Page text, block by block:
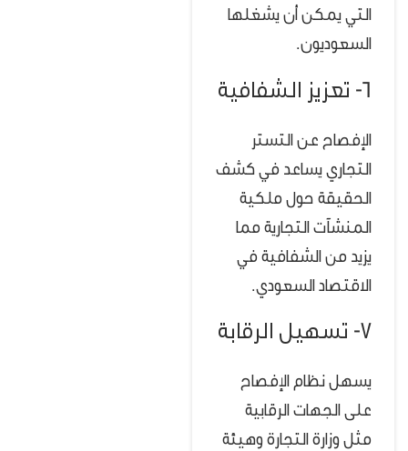
التي يمكن أن يشغلها
السعوديون.
6- تعزيز الشفافية
الإفصاح عن التستر
التجاري يساعد في كشف
الحقيقة حول ملكية
المنشآت التجارية مما
يزيد من الشفافية في
الاقتصاد السعودي.
7- تسهيل الرقابة
يسهل نظام الإفصاح
على الجهات الرقابية
مثل وزارة التجارة وهيئة